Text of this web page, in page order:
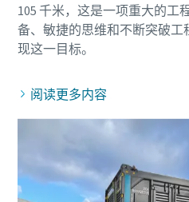
105 千米，这是一项重大的工
备、敏捷的思维和不断突破工
阅读更多内容